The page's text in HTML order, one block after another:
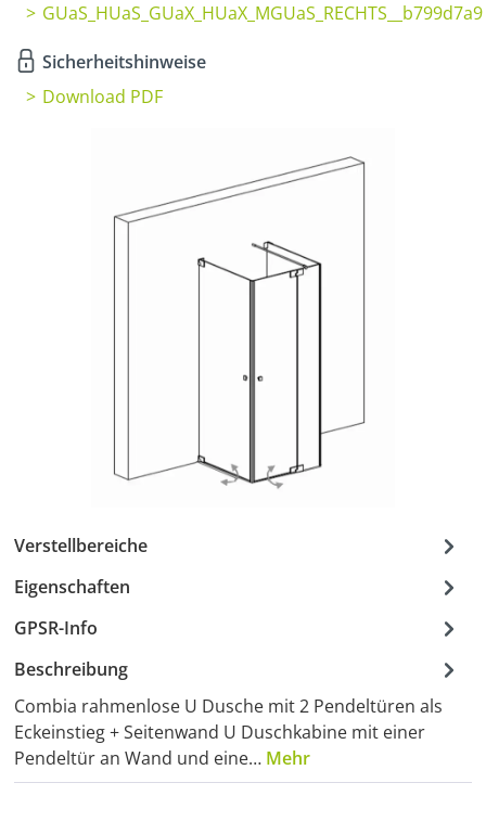
GUaS_HUaS_GUaX_HUaX_MGUaS_RECHTS__b799d7a9
Sicherheitshinweise
Download PDF
Verstellbereiche
Eigenschaften
GPSR-Info
Beschreibung
Combia rahmenlose U Dusche mit 2 Pendeltüren als
Eckeinstieg + Seitenwand U Duschkabine mit einer
Pendeltür an Wand und eine… Mehr